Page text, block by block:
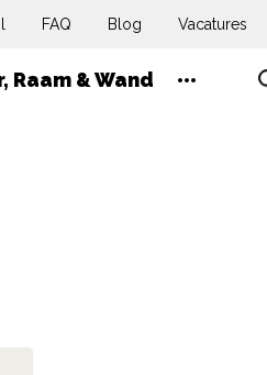
FAQ Blog Vacatures
Raam & Wand